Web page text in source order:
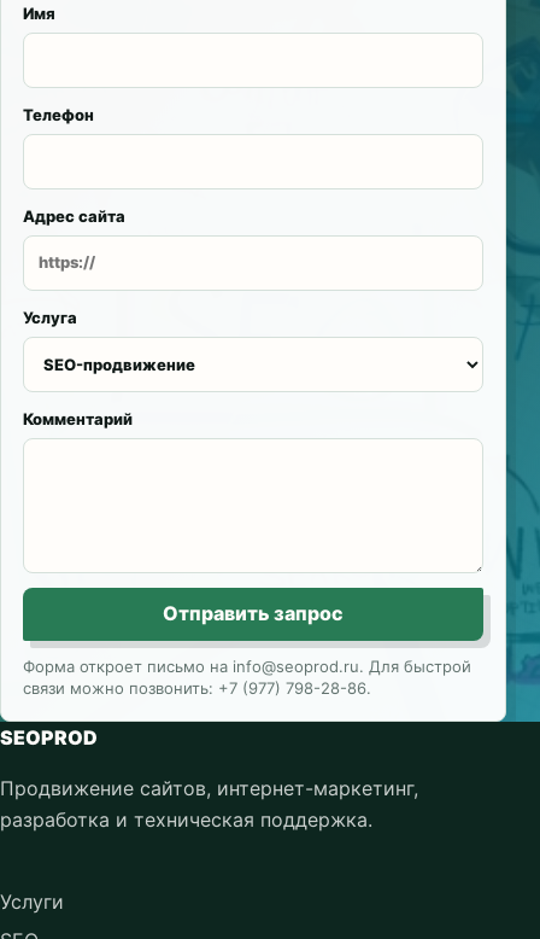
Имя
Телефон
Адрес сайта
Услуга
Комментарий
Отправить запрос
Форма откроет письмо на info@seoprod.ru. Для быстрой
связи можно позвонить: +7 (977) 798-28-86.
SEOPROD
Продвижение сайтов, интернет-маркетинг,
разработка и техническая поддержка.
Услуги